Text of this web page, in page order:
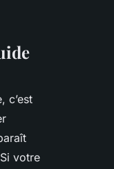
c’est
votre